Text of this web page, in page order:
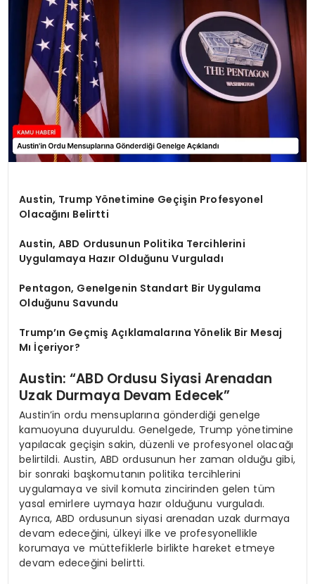
Austin, Trump Yönetimine Geçişin Profesyonel
Olacağını Belirtti
Austin, ABD Ordusunun Politika Tercihlerini
Uygulamaya Hazır Olduğunu Vurguladı
Pentagon, Genelgenin Standart Bir Uygulama
Olduğunu Savundu
Trump’ın Geçmiş Açıklamalarına Yönelik Bir Mesaj
Mı İçeriyor?
Austin: “ABD Ordusu Siyasi Arenadan
Uzak Durmaya Devam Edecek”
Austin’in ordu mensuplarına gönderdiği genelge
kamuoyuna duyuruldu. Genelgede, Trump yönetimine
yapılacak geçişin sakin, düzenli ve profesyonel olacağı
belirtildi. Austin, ABD ordusunun her zaman olduğu gibi,
bir sonraki başkomutanın politika tercihlerini
uygulamaya ve sivil komuta zincirinden gelen tüm
yasal emirlere uymaya hazır olduğunu vurguladı.
Ayrıca, ABD ordusunun siyasi arenadan uzak durmaya
devam edeceğini, ülkeyi ilke ve profesyonellikle
korumaya ve müttefiklerle birlikte hareket etmeye
devam edeceğini belirtti.